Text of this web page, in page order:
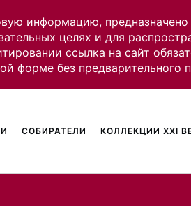
информацию, предназначено
целях и для
ссылка на сайт
форме без предварительного
СОБИРАТЕЛИ КОЛЛЕКЦИИ XXI